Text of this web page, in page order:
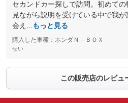
セカンドカー探しで訪問。初めて
見ながら説明を受けている中で我
会え...
もっと見る
購入した車種：ホンダＮ－ＢＯＸ
せい
この販売店のレビュ